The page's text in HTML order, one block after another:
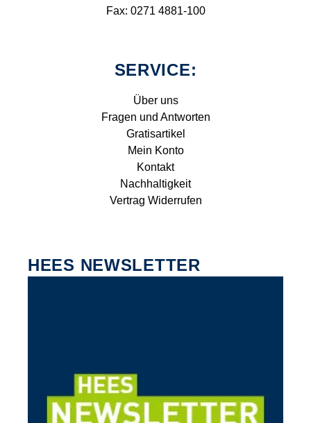
Fax: 0271 4881-100
SERVICE:
Über uns
Fragen und Antworten
Gratisartikel
Mein Konto
Kontakt
Nachhaltigkeit
Vertrag Widerrufen
HEES NEWSLETTER